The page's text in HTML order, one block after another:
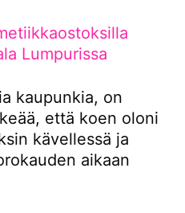
Lumpurissa
kaupunkia, on
että koen oloni
kävellessä ja
aikaan